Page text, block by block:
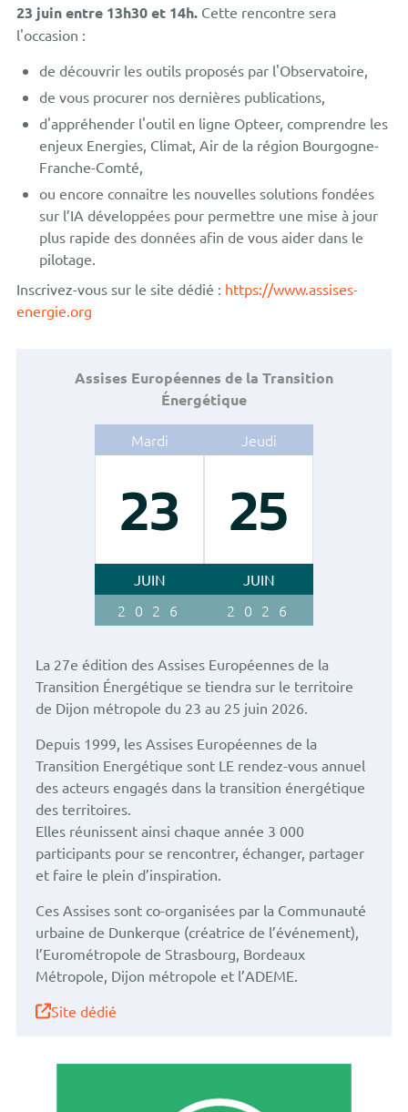
23 juin entre 13h30 et 14h.Cette rencontre sera
l'occasion :
de découvrir les outils proposés par l'Observatoire,
de vous procurer nos dernières publications,
d'appréhender l'outil en ligne Opteer, comprendre les
enjeux Energies, Climat, Air de la région Bourgogne-
Franche-Comté,
ou encore connaitre les nouvelles solutions fondées
sur l’IA développées pour permettre une mise à jour
plus rapide des données afin de vous aider dans le
pilotage.
Inscrivez-vous sur le site dédié : https://www.assises-
energie.org
Assises Européennes de la Transition
Énergétique
Mardi
23
JUIN
2026
Jeudi
25
JUIN
2026
La 27e édition des Assises Européennes de la
Transition Énergétique se tiendra sur le territoire
de Dijon métropole du 23 au 25 juin 2026.
Depuis 1999, les Assises Européennes de la
Transition Energétique sont LE rendez-vous annuel
des acteurs engagés dans la transition énergétique
des territoires.
Elles réunissent ainsi chaque année 3 000
participants pour se rencontrer, échanger, partager
et faire le plein d’inspiration.
Ces Assises sont co-organisées par la Communauté
urbaine de Dunkerque (créatrice de l’événement),
l’Eurométropole de Strasbourg, Bordeaux
Métropole, Dijon métropole et l’ADEME.
Site dédié